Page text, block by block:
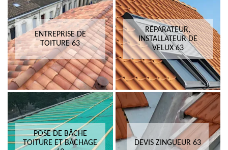
ENTREPRISE DE
TOITURE 63
RÉPARATEUR,
INSTALLATEUR DE
VELUX 63
POSE DE BÂCHE
TOITURE ET BÂCHAGE
DEVIS ZINGUEUR 63